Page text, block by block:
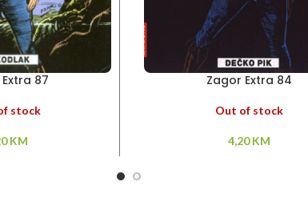
87
stock
KM
Zagor Extra 84
Out of stock
4,20KM